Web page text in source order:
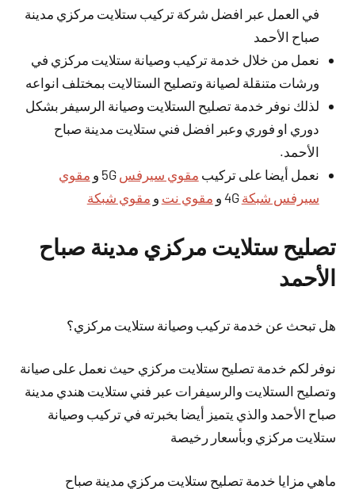
في العمل عبر افضل شركة تركيب ستلايت مركزي مدينة
صباح الأحمد
نعمل من خلال خدمة تركيب وصيانة ستلايت مركزي في
ورشات متنقلة لصيانة وتصليح الستالايت بمختلف انواعه
لذلك نوفر خدمة تصليح الستلايت وصيانة الرسيفر بشكل
دوري او فوري وعبر افضل فني ستلايت مدينة صباح
الأحمد.
نعمل أيضا على تركيب مقوي سيرفس 5G و
مقوي
سيرفس شبكة 4G و مقوي نت و مقوي شبكة
تصليح ستلايت مركزي مدينة صباح
الأحمد
هل تبحث عن خدمة تركيب وصيانة ستلايت مركزي؟
نوفر لكم خدمة تصليح ستلايت مركزي حيث نعمل على صيانة
وتصليح الستلايت والرسيفرات عبر فني ستلايت هندي مدينة
صباح الأحمد والذي يتميز أيضا بخبرته في تركيب وصيانة
ستلايت مركزي وبأسعار رخيصة
ماهي مزايا خدمة تصليح ستلايت مركزي مدينة صباح